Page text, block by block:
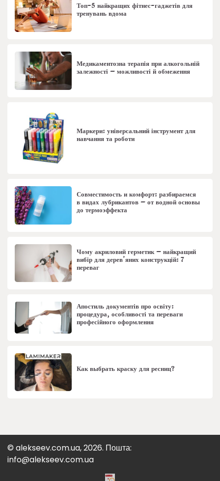
Топ-5 найкращих фітнес-гаджетів для
тренувань вдома
Медикаментозна терапія при алкогольній
залежності – можливості й обмеження
Маркери: універсальний інструмент для
навчання та роботи
Совместимость и комфорт: разбираемся
в видах лубрикантов – от водной основы
до термоэффекта
Чому акриловий герметик – найкращий
вибір для дерев’яних конструкцій: 7
переваг
Апостиль документів про освіту:
процедура, особливості та переваги
професійного оформлення
Как выбрать краску для ресниц?
© alekseev.com.ua, 2026. Пошта:
info@alekseev.com.ua